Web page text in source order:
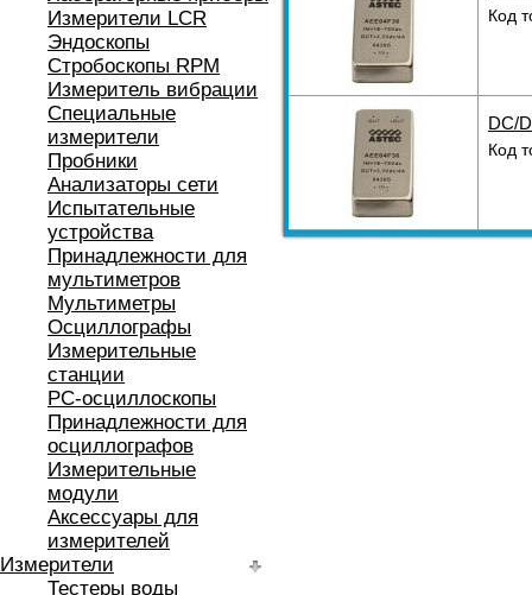
Измерители LCR
Эндоскопы
Стробоскопы RPM
Измеритель вибрации
Специальные
измерители
Пробники
Анализаторы сети
Испытательные
устройства
Принадлежности для
мультиметров
Мультиметры
Осциллографы
Измерительные
станции
РС-осциллоскопы
Принадлежности для
осциллографов
Измерительные
модули
Аксессуары для
измерителей
Измерители
Тестеры воды
Код
DC/
Код